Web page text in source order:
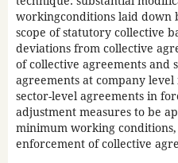
workingconditions laid down
scope of statutory collective
deviations from collective
of collective agreements and
agreements at company
sector-level agreements in
adjustment measures to be
minimum working
enforcement of collective